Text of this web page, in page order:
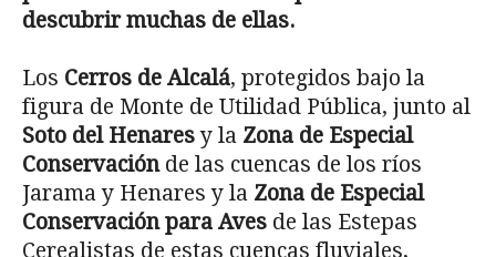
descubrir muchas de ellas.
Los Cerros de Alcalá, protegidos bajo la
figura de Monte de Utilidad Pública, junto al
Soto del Henaresy la Zona de Especial
Conservaciónde las cuencas de los ríos
Jarama y Henares y la Zona de Especial
Conservación para Aves de las Estepas
Cerealistas de estas cuencas fluviales,